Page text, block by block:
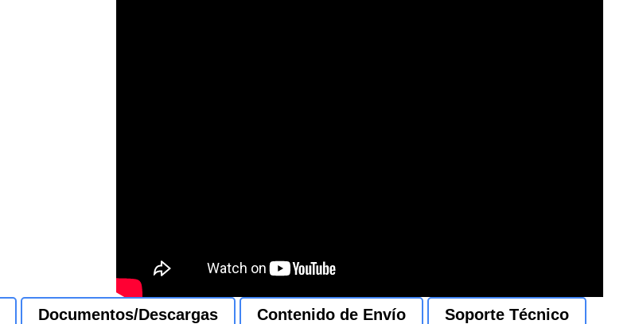
Documentos/Descargas Contenido de Envío Soporte Técnico